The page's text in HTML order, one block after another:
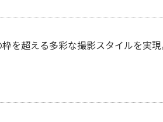
を超える多彩な撮影スタイルを実現